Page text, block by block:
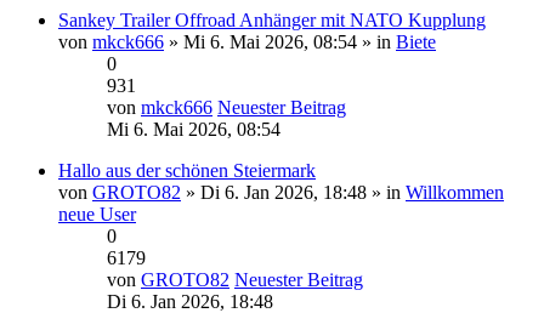
Sankey Trailer Offroad Anhänger mit NATO Kupplung
von mkck666 » Mi 6. Mai 2026, 08:54 » in Biete
0
931
von mkck666 Neuester Beitrag
Mi 6. Mai 2026, 08:54
Hallo aus der schönen Steiermark
von GROTO82 » Di 6. Jan 2026, 18:48 » in Willkommen
neue User
0
6179
von GROTO82 Neuester Beitrag
Di 6. Jan 2026, 18:48